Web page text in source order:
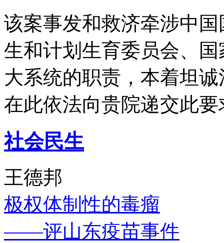
该案事发和救济牵涉中
生和计划生育委员会、
大系统的职责，本着坦
在此依法向贵院递交此要
社会民生
王德邦
极权体制性的毒瘤
——评山东疫苗事件